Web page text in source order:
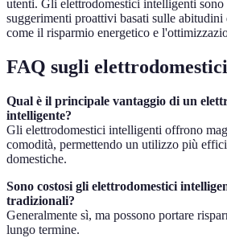
utenti. Gli elettrodomestici intelligenti
suggerimenti proattivi basati sulle
come il risparmio energetico e
FAQ sugli
Qual è il principale vantaggio di un
intelligente?
Gli elettrodomestici intelligenti offrono
comodità, permettendo un utilizzo più
domestiche.
Sono costosi gli elettrodomestici
tradizionali?
Generalmente sì, ma possono portare
lungo termine.